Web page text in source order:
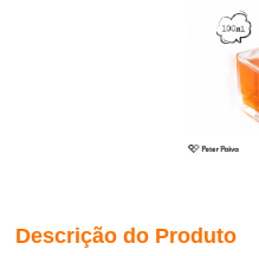
Descrição do Produto